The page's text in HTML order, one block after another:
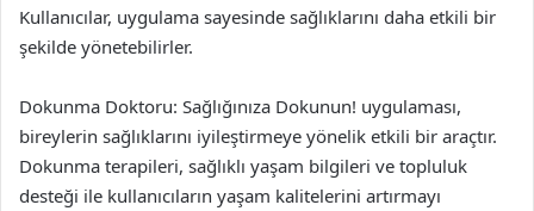
Kullanıcılar, uygulama sayesinde sağlıklarını daha etkili bir
şekilde yönetebilirler.
Dokunma Doktoru: Sağlığınıza Dokunun! uygulaması,
bireylerin sağlıklarını iyileştirmeye yönelik etkili bir araçtır.
Dokunma terapileri, sağlıklı yaşam bilgileri ve topluluk
desteği ile kullanıcıların yaşam kalitelerini artırmayı